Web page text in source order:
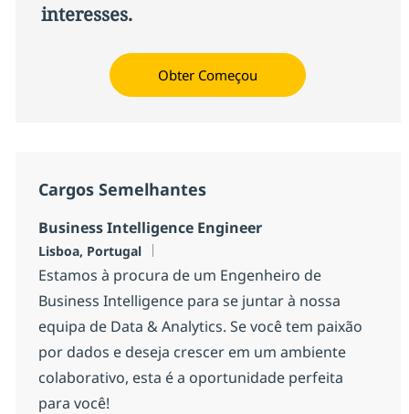
interesses.
Obter Começou
Cargos Semelhantes
Business Intelligence Engineer
Localização
Lisboa, Portugal
Estamos à procura de um Engenheiro de
Business Intelligence para se juntar à nossa
equipa de Data & Analytics. Se você tem paixão
por dados e deseja crescer em um ambiente
colaborativo, esta é a oportunidade perfeita
para você!